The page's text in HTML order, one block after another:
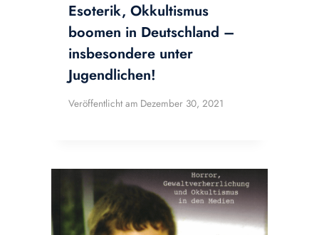
Esoterik, Okkultismus
boomen in Deutschland –
insbesondere unter
Jugendlichen!
Veröffentlicht am Dezember 30, 2021